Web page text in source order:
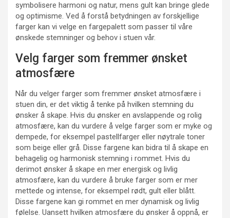
symbolisere harmoni og natur, mens gult kan bringe glede
og optimisme. Ved å forstå betydningen av forskjellige
farger kan vi velge en fargepalett som passer til våre
ønskede stemninger og behov i stuen vår.
Velg farger som fremmer ønsket
atmosfære
Når du velger farger som fremmer ønsket atmosfære i
stuen din, er det viktig å tenke på hvilken stemning du
ønsker å skape. Hvis du ønsker en avslappende og rolig
atmosfære, kan du vurdere å velge farger som er myke og
dempede, for eksempel pastellfarger eller nøytrale toner
som beige eller grå. Disse fargene kan bidra til å skape en
behagelig og harmonisk stemning i rommet. Hvis du
derimot ønsker å skape en mer energisk og livlig
atmosfære, kan du vurdere å bruke farger som er mer
mettede og intense, for eksempel rødt, gult eller blått.
Disse fargene kan gi rommet en mer dynamisk og livlig
følelse. Uansett hvilken atmosfære du ønsker å oppnå, er